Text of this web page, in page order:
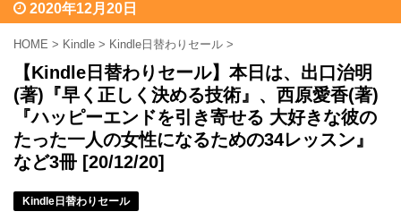
2020年12月20日
HOME > Kindle > Kindle日替わりセール >
【Kindle日替わりセール】本日は、出口治明
(著)『早く正しく決める技術』、西原愛香(著)
『ハッピーエンドを引き寄せる 大好きな彼の
たった一人の女性になるための34レッスン』
など3冊 [20/12/20]
Kindle日替わりセール